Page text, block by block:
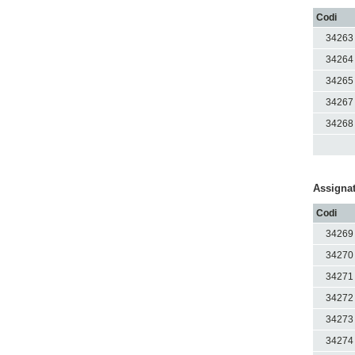
Codi
34263
34264
34265
34267
34268
Codi
34269
34270
34271
34272
34273
34274